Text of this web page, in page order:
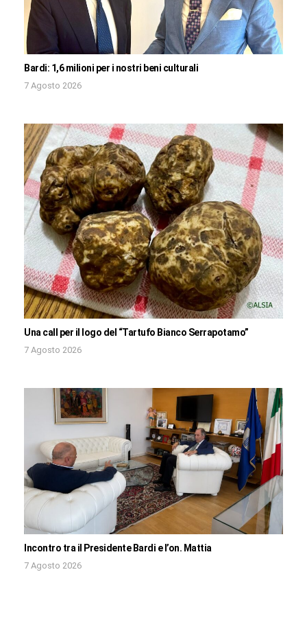
Bardi: 1,6 milioni per i nostri beni culturali
7 Agosto 2026
Una call per il logo del “Tartufo Bianco Serrapotamo”
7 Agosto 2026
Incontro tra il Presidente Bardi e l’on. Mattia
7 Agosto 2026